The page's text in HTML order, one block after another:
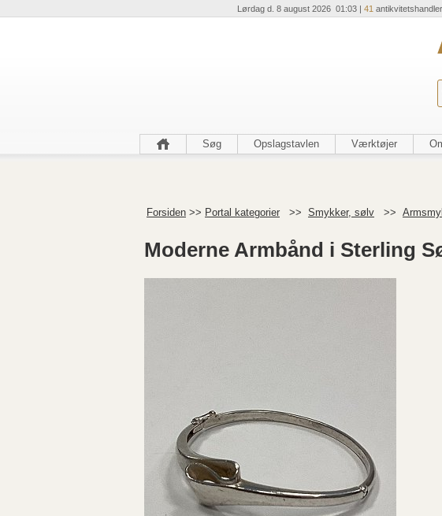
Lørdag d. 8 august 2026 01:03 | 41
Søg Opslagstavlen Værktøjer
Forsiden >> Portal kategorier >> Smykker, sølv >>
Moderne Armbånd i Sterling